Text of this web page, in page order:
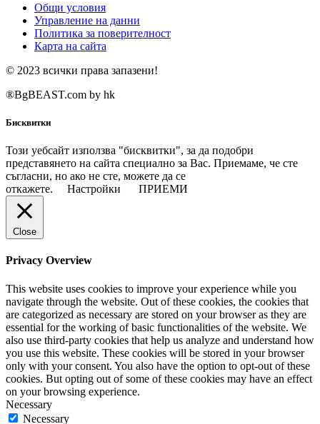
Общи условия
Управление на данни
Политика за поверителност
Карта на сайта
© 2023 всички права запазени!
®BgBEAST.com by hk
Бисквитки
Този уебсайт използва "бисквитки", за да подобри
представянето на сайта специално за Вас. Приемаме, че сте
съгласни, но ако не сте, можете да се
откажете.
Настройки ПРИЕМИ
Close
Privacy Overview
This website uses cookies to improve your experience while you
navigate through the website. Out of these cookies, the cookies that
are categorized as necessary are stored on your browser as they are
essential for the working of basic functionalities of the website. We
also use third-party cookies that help us analyze and understand how
you use this website. These cookies will be stored in your browser
only with your consent. You also have the option to opt-out of these
cookies. But opting out of some of these cookies may have an effect
on your browsing experience.
Necessary
Necessary